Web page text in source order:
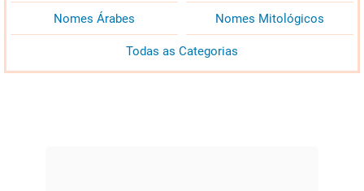
Nomes Árabes Nomes Mitológicos
Todas as Categorias